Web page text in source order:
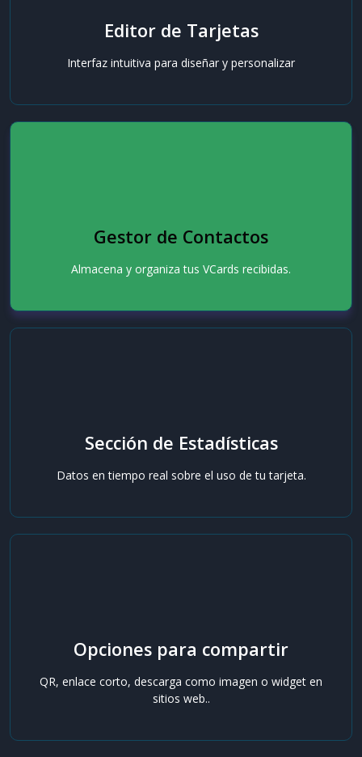
Editor de Tarjetas
Interfaz intuitiva para diseñar y personalizar
Gestor de Contactos
Almacena y organiza tus VCards recibidas.
Sección de Estadísticas
Datos en tiempo real sobre el uso de tu tarjeta.
Opciones para compartir
QR, enlace corto, descarga como imagen o widget en
sitios web..